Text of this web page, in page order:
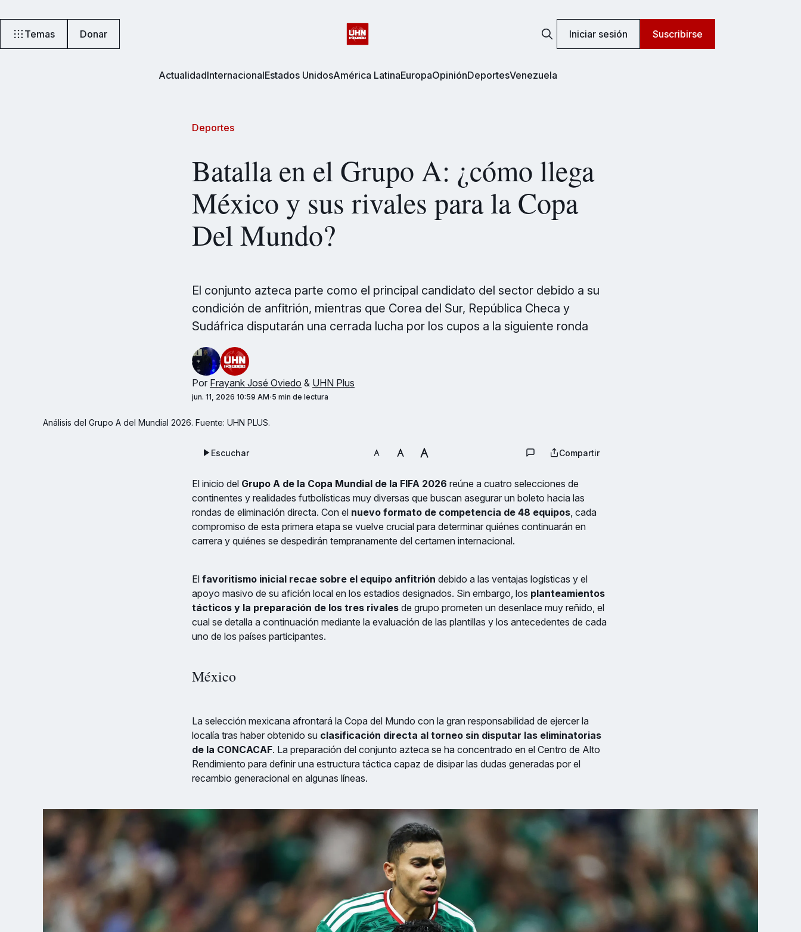
Temas Donar Iniciar sesión Suscribirse
ActualidadInternacionalEstados UnidosAmérica LatinaEuropaOpiniónDeportesVenezuela
Deportes
Batalla en el Grupo A: ¿cómo llega
México y sus rivales para la Copa
Del Mundo?
El conjunto azteca parte como el principal candidato del sector debido a su
condición de anfitrión, mientras que Corea del Sur, República Checa y
Sudáfrica disputarán una cerrada lucha por los cupos a la siguiente ronda
Por Frayank José Oviedo & UHN Plus
jun. 11, 2026 10:59 AM 5 min de lectura
Análisis del Grupo A del Mundial 2026. Fuente: UHN PLUS.
Escuchar Compartir
El inicio del Grupo A de la Copa Mundial de la FIFA 2026 reúne a cuatro selecciones de
continentes y realidades futbolísticas muy diversas que buscan asegurar un boleto hacia las
rondas de eliminación directa. Con el nuevo formato de competencia de 48 equipos, cada
compromiso de esta primera etapa se vuelve crucial para determinar quiénes continuarán en
carrera y quiénes se despedirán tempranamente del certamen internacional.
El favoritismo inicial recae sobre el equipo anfitrión debido a las ventajas logísticas y el
apoyo masivo de su afición local en los estadios designados. Sin embargo, los planteamientos
tácticos y la preparación de los tres rivales de grupo prometen un desenlace muy reñido, el
cual se detalla a continuación mediante la evaluación de las plantillas y los antecedentes de cada
uno de los países participantes.
México
La selección mexicana afrontará la Copa del Mundo con la gran responsabilidad de ejercer la
localía tras haber obtenido su clasificación directa al torneo sin disputar las eliminatorias
de la CONCACAF. La preparación del conjunto azteca se ha concentrado en el Centro de Alto
Rendimiento para definir una estructura táctica capaz de disipar las dudas generadas por el
recambio generacional en algunas líneas.